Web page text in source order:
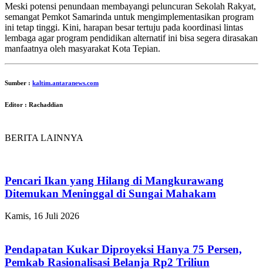
Meski potensi penundaan membayangi peluncuran Sekolah Rakyat,
semangat Pemkot Samarinda untuk mengimplementasikan program
ini tetap tinggi. Kini, harapan besar tertuju pada koordinasi lintas
lembaga agar program pendidikan alternatif ini bisa segera dirasakan
manfaatnya oleh masyarakat Kota Tepian.
Sumber : kaltim.antaranews.com
Editor : Rachaddian
BERITA LAINNYA
Pencari Ikan yang Hilang di Mangkurawang
Ditemukan Meninggal di Sungai Mahakam
Kamis, 16 Juli 2026
Pendapatan Kukar Diproyeksi Hanya 75 Persen,
Pemkab Rasionalisasi Belanja Rp2 Triliun